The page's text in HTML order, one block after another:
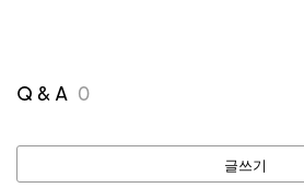
Q & A 0
글쓰기